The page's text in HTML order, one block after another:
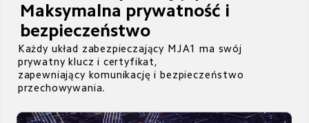
Maksymalna prywatność i
bezpieczeństwo
Każdy układ zabezpieczający MJA1 ma swój
prywatny klucz i certyfikat,
zapewniający komunikację i bezpieczeństwo
przechowywania.